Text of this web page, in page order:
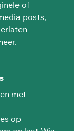
of
posts,
met
op